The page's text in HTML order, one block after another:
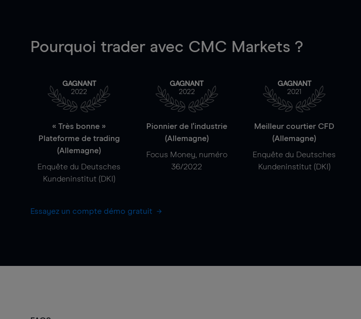
Pourquoi trader avec CMC Markets ?
GAGNANT
2022
« Très bonne »
Plateforme de trading
(Allemagne)
Enquête du Deutsches
Kundeninstitut (DKI)
GAGNANT
2022
Pionnier de l'industrie
(Allemagne)
Focus Money, numéro
36/2022
GAGNANT
2021
Meilleur courtier CFD
(Allemagne)
Enquête du Deutsches
Kundeninstitut (DKI)
Essayez un compte démo gratuit